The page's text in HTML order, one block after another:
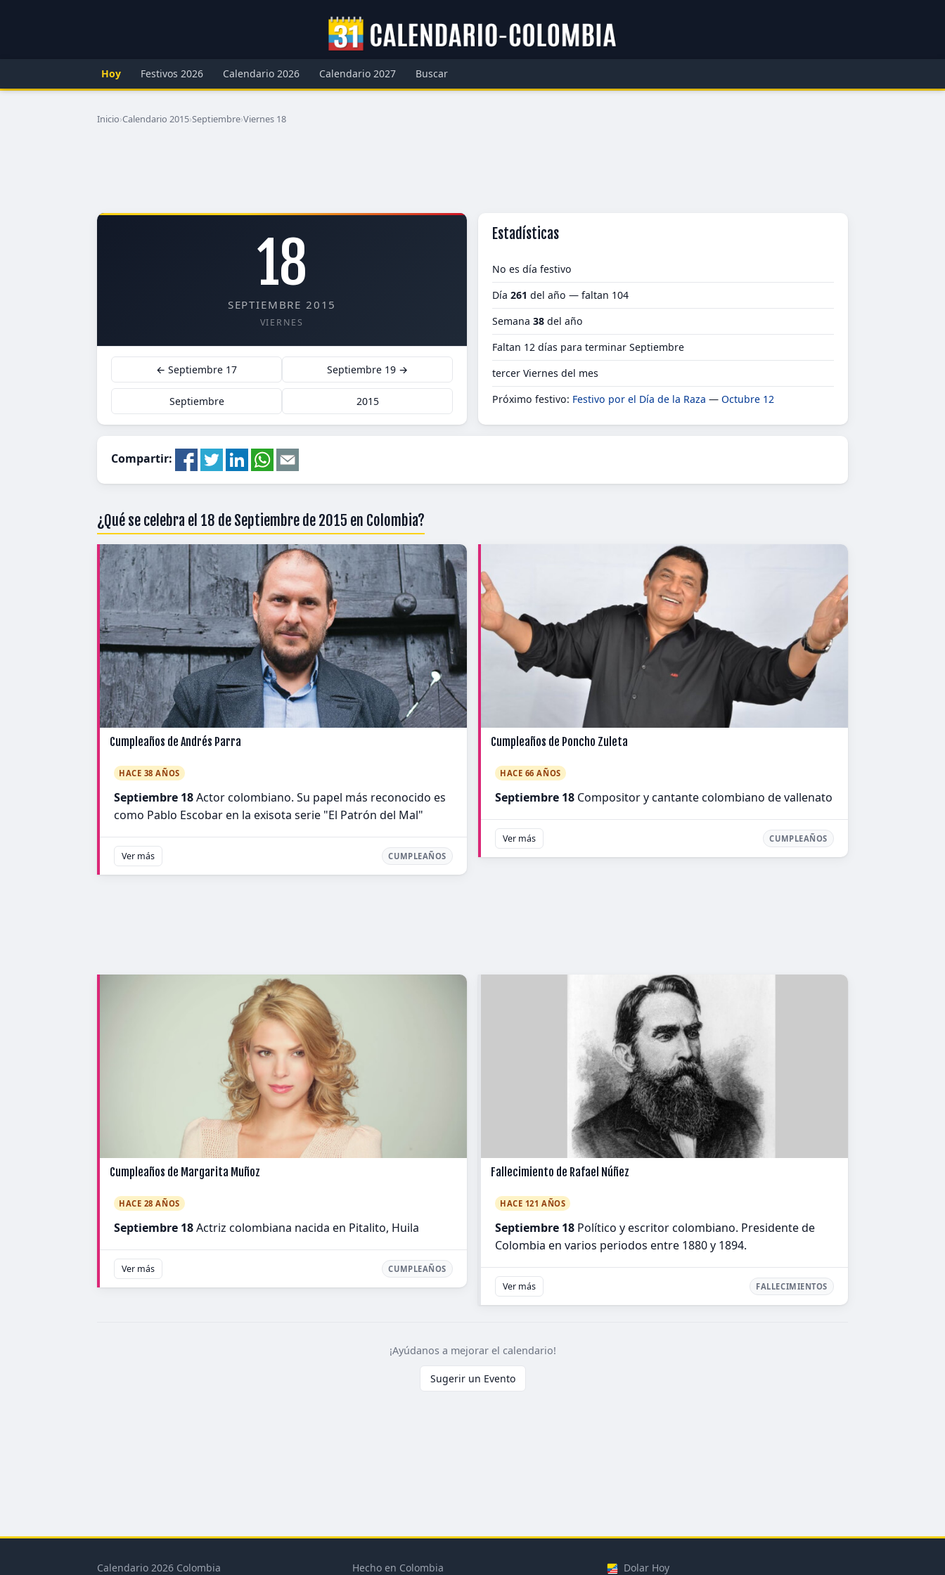
Hoy Festivos 2026 Calendario 2026 Calendario 2027 Buscar
Inicio›Calendario 2015›Septiembre›Viernes 18
18
SEPTIEMBRE 2015
VIERNES
← Septiembre 17 Septiembre 19 →
Septiembre 2015
Estadísticas
No es día festivo
Día 261 del año — faltan 104
Semana 38 del año
Faltan 12 días para terminar Septiembre
tercer Viernes del mes
Próximo festivo: Festivo por el Día de la Raza — Octubre 12
Compartir:
¿Qué se celebra el 18 de Septiembre de 2015 en Colombia?
Cumpleaños de Andrés Parra
HACE 38 AÑOS
Septiembre 18Actor colombiano. Su papel más reconocido es
como Pablo Escobar en la exisota serie "El Patrón del Mal"
Ver más CUMPLEAÑOS
Cumpleaños de Poncho Zuleta
HACE 66 AÑOS
Septiembre 18 Compositor y cantante colombiano de vallenato
Ver más CUMPLEAÑOS
Cumpleaños de Margarita Muñoz
HACE 28 AÑOS
Septiembre 18Actriz colombiana nacida en Pitalito, Huila
Ver más CUMPLEAÑOS
Fallecimiento de Rafael Núñez
HACE 121 AÑOS
Septiembre 18 Político y escritor colombiano. Presidente de
Colombia en varios periodos entre 1880 y 1894.
Ver más FALLECIMIENTOS
¡Ayúdanos a mejorar el calendario!
Sugerir un Evento
Calendario 2026 Colombia Hecho en Colombia Dolar Hoy